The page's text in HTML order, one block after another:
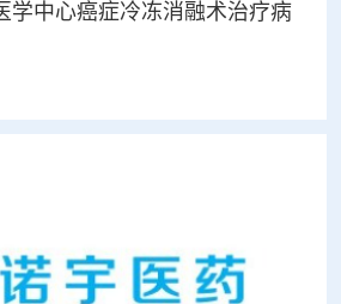
学中心癌症冷冻消融术治疗病